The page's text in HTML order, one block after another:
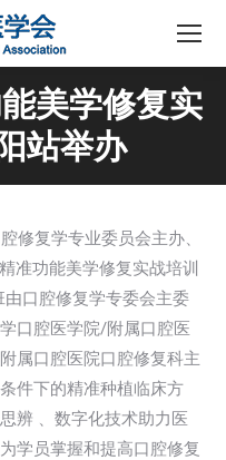
美学修复实
站举办
修复学专业委员会主办、
准功能美学修复实战培训
口腔修复学专委会主委
口腔医学院/附属口腔医
属口腔医院口腔修复科主
件下的精准种植临床方
辨 、数字化技术助力医
学员掌握和提高口腔修复